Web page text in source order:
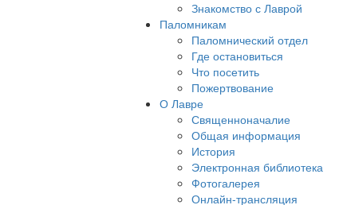
Знакомство с Лаврой
Паломникам
Паломнический отдел
Где остановиться
Что посетить
Пожертвование
О Лавре
Священноначалие
Общая информация
История
Электронная библиотека
Фотогалерея
Онлайн-трансляция